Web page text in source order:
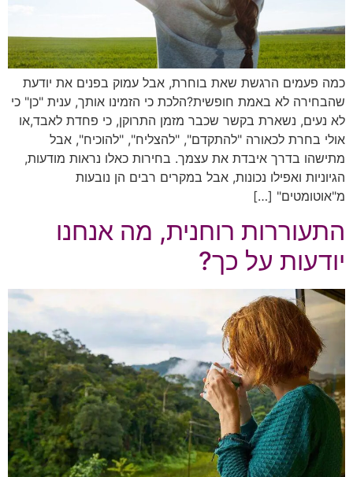
כמה פעמים הרגשת שאת בוחרת, אבל עמוק בפנים את יודעת
שהבחירה לא באמת חופשית?הלכת כי הזמינו אותך, ענית "כן" כי
לא נעים, נשארת בקשר שכבר מזמן התרוקן, כי פחדת לאבד,או
אולי בחרת לכאורה "להתקדם", "להצליח", "להוכיח", אבל
מתישהו בדרך איבדת את עצמך. בחירות כאלו נראות מודעות,
הגיוניות ואפילו נכונות, אבל במקרים רבים הן נובעות
מ"אוטומטים" […]
התעוררות רוחנית, מה אנחנו
יודעות על כך?